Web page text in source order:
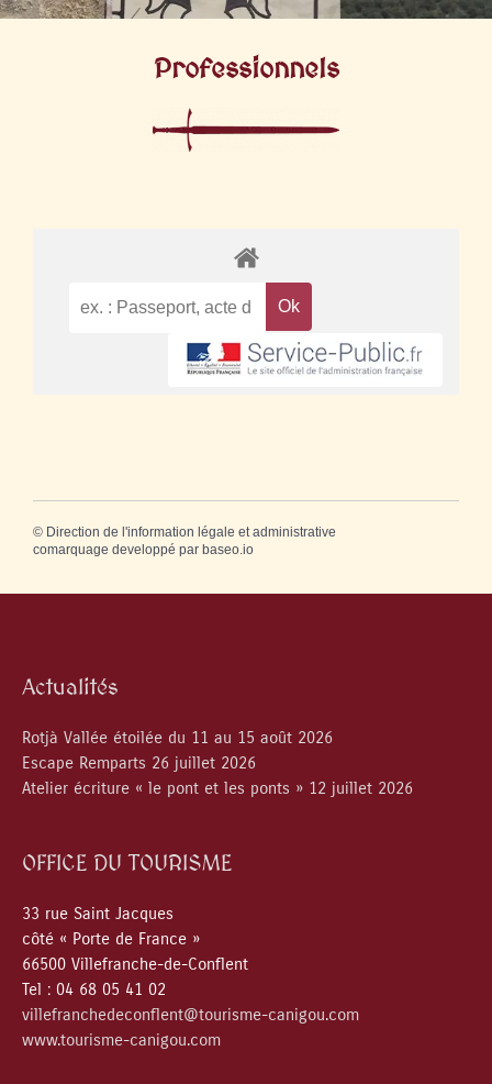
Professionnels
© Direction de l'information légale et administrative
comarquage developpé par baseo.io
Actualités
Rotjà Vallée étoilée du 11 au 15 août 2026
Escape Remparts 26 juillet 2026
Atelier écriture « le pont et les ponts » 12 juillet 2026
OFFICE DU TOURISME
33 rue Saint Jacques
côté « Porte de France »
66500 Villefranche-de-Conflent
Tel : 04 68 05 41 02
villefranchedeconflent@tourisme-canigou.com
www.tourisme-canigou.com